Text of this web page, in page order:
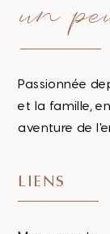
un
Passionnée
et la famille,
aventure de
LIENS